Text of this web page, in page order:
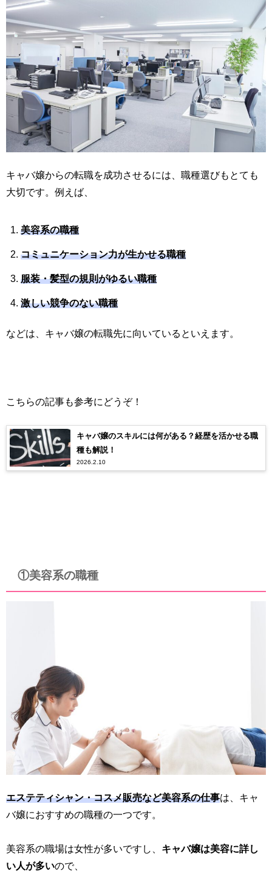
キャバ嬢からの転職を成功させるには、職種選びもとても
大切です。例えば、
美容系の職種
コミュニケーション力が生かせる職種
服装・髪型の規則がゆるい職種
激しい競争のない職種
などは、キャバ嬢の転職先に向いているといえます。
こちらの記事も参考にどうぞ！
キャバ嬢のスキルには何がある？経歴を活かせる職
種も解説！
2026.2.10
①美容系の職種
エステティシャン・コスメ販売など美容系の仕事は、キャ
バ嬢におすすめの職種の一つです。
美容系の職場は女性が多いですし、 キャバ嬢は美容に詳し
い人が多いので、